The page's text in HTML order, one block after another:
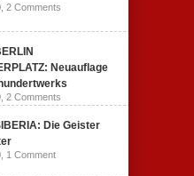
2 Comments
Neuauflage
2 Comments
Die Geister
1 Comment